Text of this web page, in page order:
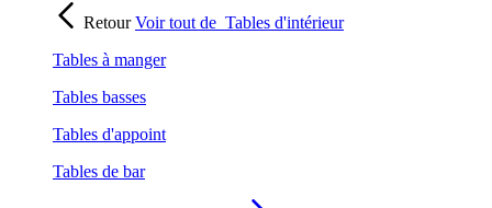
RetourVoir tout de Tables d'intérieur
Tables à manger
Tables basses
Tables d'appoint
Tables de bar